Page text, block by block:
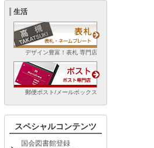
生活
デザイン豊富！表札 専門店
郵便ポスト/メールボックス
スペシャルコンテンツ
国会図書館登録